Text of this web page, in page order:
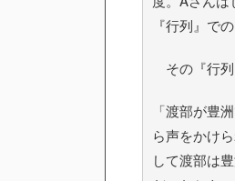
『行列』で
その『行列
「渡部が豊
ら声をかけ
して渡部は